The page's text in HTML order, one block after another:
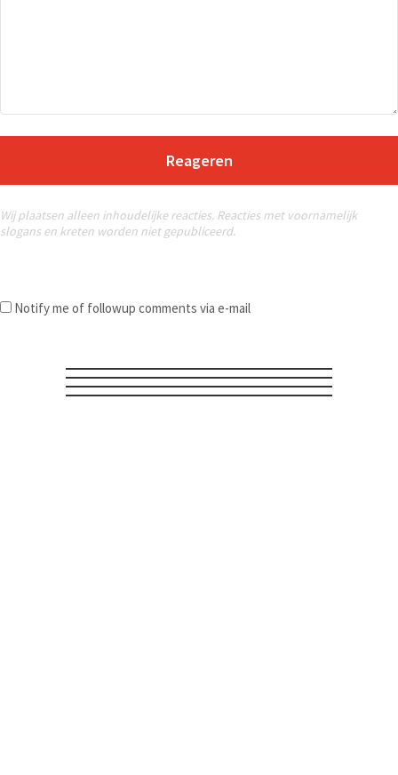
Reageren
Wij plaatsen alleen inhoudelijke reacties. Reacties met voornamelijk
slogans en kreten worden niet gepubliceerd.
Notify me of followup comments via e-mail